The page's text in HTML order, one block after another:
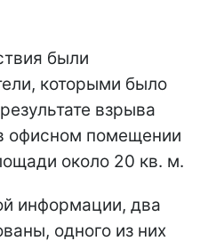
были
которыми было
взрыва
офисном помещении
около 20 кв. м.
информации, два
одного из них